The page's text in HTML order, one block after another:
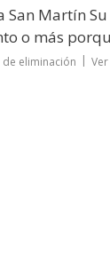
San Martín
o más
de eliminación